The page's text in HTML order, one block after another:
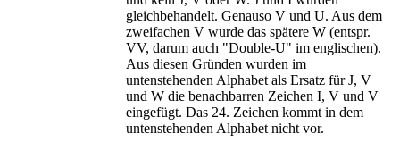
gleichbehandelt. Genauso V und U. Aus dem
zweifachen V wurde das spätere W (entspr.
VV, darum auch "Double-U" im englischen).
Aus diesen Gründen wurden im
untenstehenden Alphabet als Ersatz für J, V
und W die benachbarren Zeichen I, V und V
eingefügt. Das 24. Zeichen kommt in dem
untenstehenden Alphabet nicht vor.